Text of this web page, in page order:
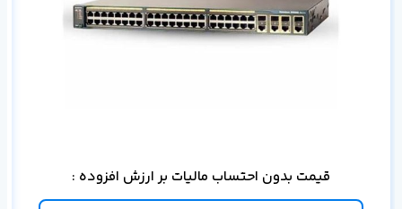
قیمت بدون احتساب مالیات بر ارزش افزوده :